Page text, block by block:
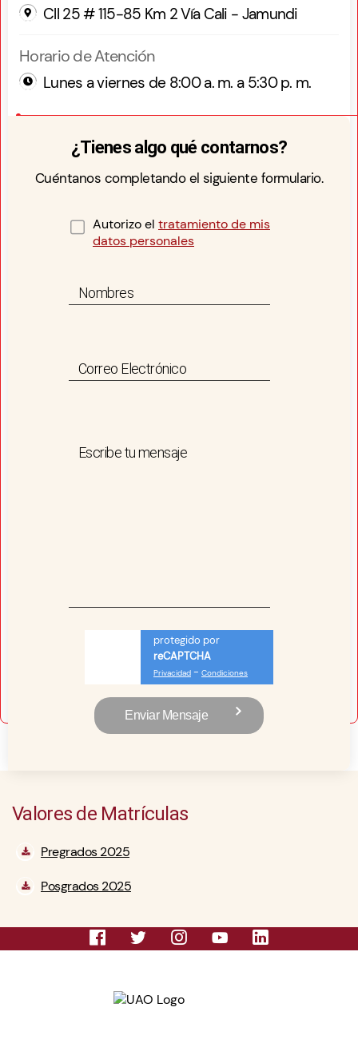
Cll 25 # 115-85 Km 2 Vía Cali - Jamundi
Horario de Atención
Lunes a viernes de 8:00 a. m. a 5:30 p. m.
¿Tienes algo qué contarnos?
Cuéntanos completando el siguiente formulario.
Autorizo el tratamiento de mis
datos personales
Nombres
Correo Electrónico
Escribe tu mensaje
protegido por
reCAPTCHA
Privacidad - Condiciones
Valores de Matrículas
Pregrados 2025
Posgrados 2025